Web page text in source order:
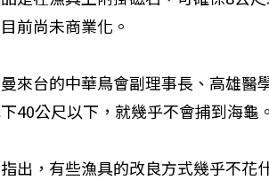
前尚未商業化。
來台的中華鳥會副理事長、高雄醫
40公尺以下，就幾乎不會捕到海龜。
出，有些漁具的改良方式幾乎不花